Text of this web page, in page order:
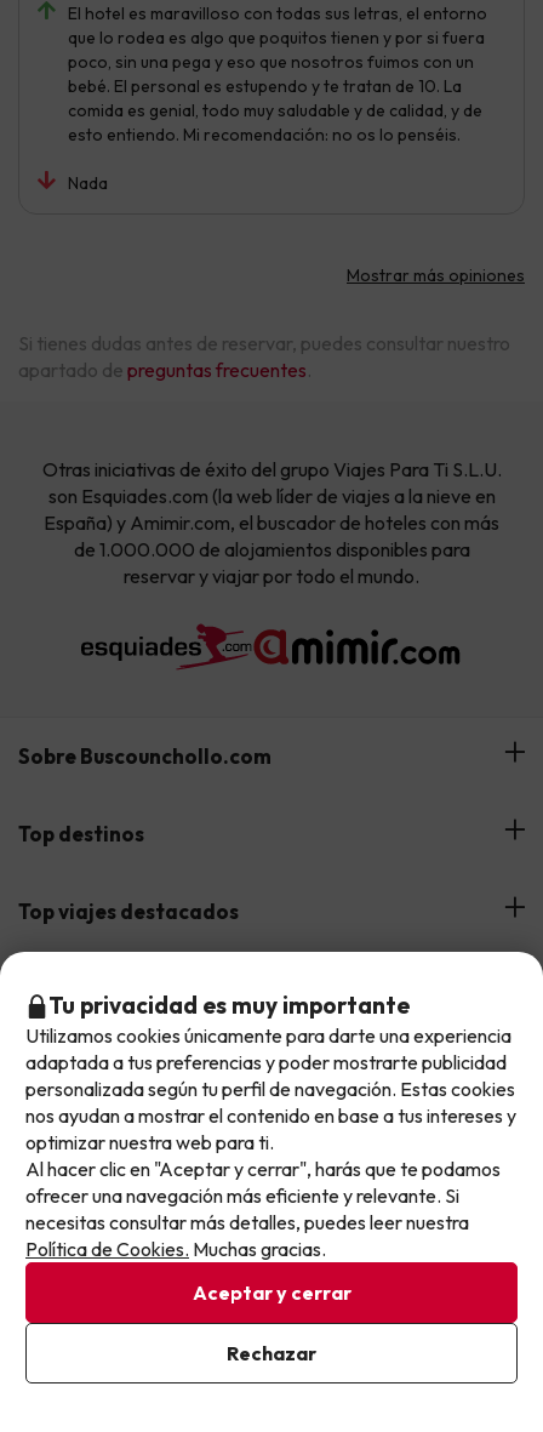
El hotel es maravilloso con todas sus letras, el entorno
que lo rodea es algo que poquitos tienen y por si fuera
poco, sin una pega y eso que nosotros fuimos con un
bebé. El personal es estupendo y te tratan de 10. La
comida es genial, todo muy saludable y de calidad, y de
esto entiendo. Mi recomendación: no os lo penséis.
Nada
Mostrar más opiniones
Si tienes dudas antes de reservar, puedes consultar nuestro
apartado de preguntas frecuentes.
No llegas tarde: llegas al siguiente.
Este chollo ya ha caducado, pero cada día lanzamos
nuevas oportunidades para viajar mejor y pagar
menos.
Apúntate y que el próximo no se te escape.
Pon tu mejor e-mail
Ya estoy suscrito
Al suscribirte, confirmas haber leído y estar de acuerdo con la
Otras iniciativas de éxito del grupo Viajes Para Ti S.L.U.
son Esquiades.com (la web líder de viajes a la nieve en
España) y Amimir.com, el buscador de hoteles con más
de 1.000.000 de alojamientos disponibles para
reservar y viajar por todo el mundo.
Sobre Buscounchollo.com
¿Quiénes somos?
Buscounchollo en los medios
Web Corporativa
Proveedores
Opiniones de nuestros clientes
Viajes para grupos
Top destinos
Hoteles Andalucía
Hoteles Andorra
Hoteles Cataluña
Hoteles Portugal
Hoteles Valencia
Hoteles Galicia
Hoteles en Islas
Hoteles Salou
Top viajes destacados
Viajes de Ciudad
Viajes de Novios
Viajes con mascotas
Chollos con Todo Incluido
Chollos en la playa
Chollos con Vuelo Incluido
Hoteles con toboganes
Selección de la Newsletter
Top fechas destacadas
Verano
Puente de Agosto
Vacaciones en Agosto
Vacaciones en Septiembre
Vacaciones en Octubre
Vacaciones en Noviembre
Info y ayuda
Contáctanos
Preguntas frecuentes
Descarga GRATIS nuestra app
Más de 3 MILLONES de descargas y una valoración de 4,7/5.
Tu privacidad es muy importante
Utilizamos cookies únicamente para darte una experiencia
adaptada a tus preferencias y poder mostrarte publicidad
personalizada según tu perfil de navegación. Estas cookies
nos ayudan a mostrar el contenido en base a tus intereses y
optimizar nuestra web para ti.
Al hacer clic en "Aceptar y cerrar", harás que te podamos
ofrecer una navegación más eficiente y relevante. Si
necesitas consultar más detalles, puedes leer nuestra
Política de Cookies. Muchas gracias.
Aceptar y cerrar
Rechazar